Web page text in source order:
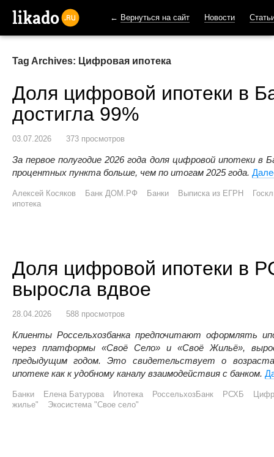
← Вернуться на сайт Новости
Tag Archives: Цифровая ипотека
Доля цифровой ипотеки в
достигла 99%
03.07.2026 373 просмотров
За первое полугодие 2026 года доля цифровой ипотеки
процентных пункта больше, чем по итогам 2025 года.
Алексей Косяков Банк ДОМ.РФ Банки Выписка из ЕГРН
ипотека
Доля цифровой ипотеки в
выросла вдвое
28.04.2026 588 просмотров
Клиенты Россельхозбанка предпочитают оформлять
через платформы «Своё Село» и «Своё Жильё»,
предыдущим годом. Это свидетельствует о
ипотеке как к удобному каналу взаимодействия с банком.
Банки Елена Батурова Ипотека РоссельхозБанк РСХБ
жилье"
Экосистема "Свое село"